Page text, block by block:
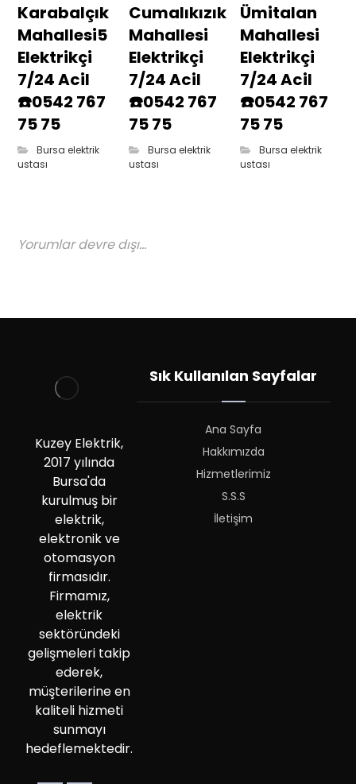
Karabalçık
Mahallesi5
Elektrikçi
7/24 Acil
☎️0542 767
75 75
Bursa elektrik
ustası
Cumalıkızık
Mahallesi
Elektrikçi
7/24 Acil
☎️0542 767
75 75
Bursa elektrik
ustası
Ümitalan
Mahallesi
Elektrikçi
7/24 Acil
☎️0542 767
75 75
Bursa elektrik
ustası
Yorumlar devre dışı...
Kuzey Elektrik,
2017 yılında
Bursa'da
kurulmuş bir
elektrik,
elektronik ve
otomasyon
firmasıdır.
Firmamız,
elektrik
sektöründeki
gelişmeleri takip
ederek,
müşterilerine en
kaliteli hizmeti
sunmayı
hedeflemektedir.
Sık Kullanılan Sayfalar
Ana Sayfa
Hakkımızda
Hizmetlerimiz
S.S.S
İletişim